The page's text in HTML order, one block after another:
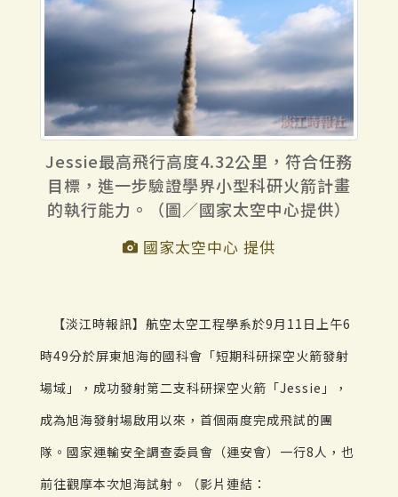
Jessie最高飛行高度4.32公里，符合任務
目標，進一步驗證學界小型科研火箭計畫
的執行能力。（圖／國家太空中心提供）
國家太空中心 提供
【淡江時報訊】航空太空工程學系於9月11日上午6
時49分於屏東旭海的國科會「短期科研探空火箭發射
場域」，成功發射第二支科研探空火箭「Jessie」，
成為旭海發射場啟用以來，首個兩度完成飛試的團
隊。國家運輸安全調查委員會（運安會）一行8人，也
前往觀摩本次旭海試射。（影片連結：